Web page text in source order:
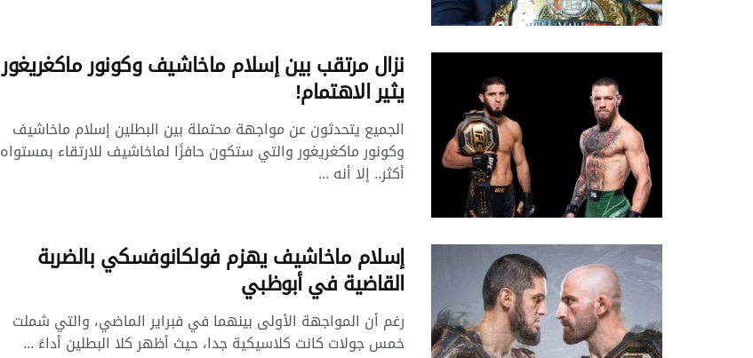
نزال مرتقب بين إسلام ماخاشيف وكونور ماكغريغور
يثير الاهتمام!
الجميع يتحدثون عن مواجهة محتملة بين البطلين إسلام ماخاشيف
وكونور ماكغريغور والتي ستكون حافزًا لماخاشيف للارتقاء بمستواه
أكثر.. إلا أنه ...
إسلام ماخاشيف يهزم فولكانوفسكي بالضربة
القاضية في أبوظبي
رغم أن المواجهة الأولى بينهما في فبراير الماضي، والتي شملت
خمس جولات كانت كلاسيكية جدا، حيث أظهر كلا البطلين أداءً ...